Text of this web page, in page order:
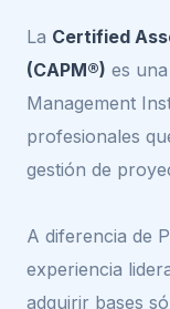
La Certified
(CAPM®) es
Management
profesionales
gestión de
A diferencia de
experiencia
adquirir bases